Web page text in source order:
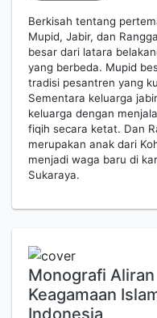
Berkisah tentang
Mupid, Jabir, dan
besar dari latara
yang berbeda. Mupid
tradisi pesantren yang
Sementara keluarga
keluarga dengan
fiqih secara ketat. Dan
merupakan anak dari
menjadi waga baru di
Sukaraya.
Monografi Aliran
Keagamaan
Indonesia